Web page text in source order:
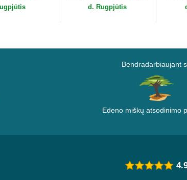
d. Rugpjūtis
New
Bendradarbiaujant
Edeno miškų atsodinimo